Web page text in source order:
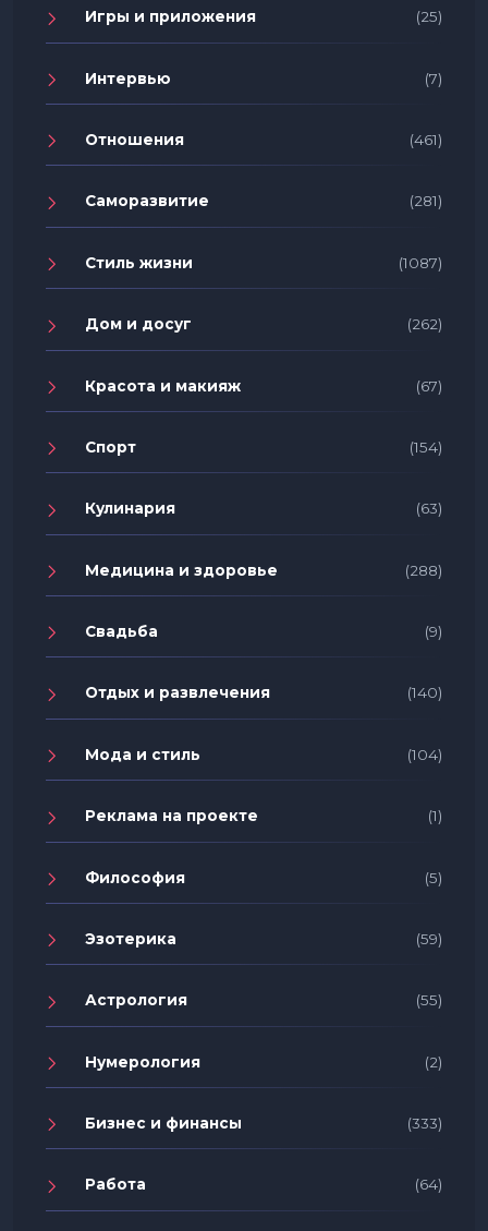
Игры и приложения (25)
Интервью (7)
Отношения (461)
Саморазвитие (281)
Стиль жизни (1087)
Дом и досуг (262)
Красота и макияж (67)
Спорт (154)
Кулинария (63)
Медицина и здоровье (288)
Свадьба (9)
Отдых и развлечения (140)
Мода и стиль (104)
Реклама на проекте (1)
Философия (5)
Эзотерика (59)
Астрология (55)
Нумерология (2)
Бизнес и финансы (333)
Работа (64)